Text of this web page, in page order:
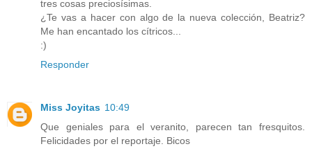
tres cosas preciosísimas.
¿Te vas a hacer con algo de la nueva colección, Beatriz?
Me han encantado los cítricos...
:)
Responder
Miss Joyitas 10:49
Que geniales para el veranito, parecen tan fresquitos.
Felicidades por el reportaje. Bicos